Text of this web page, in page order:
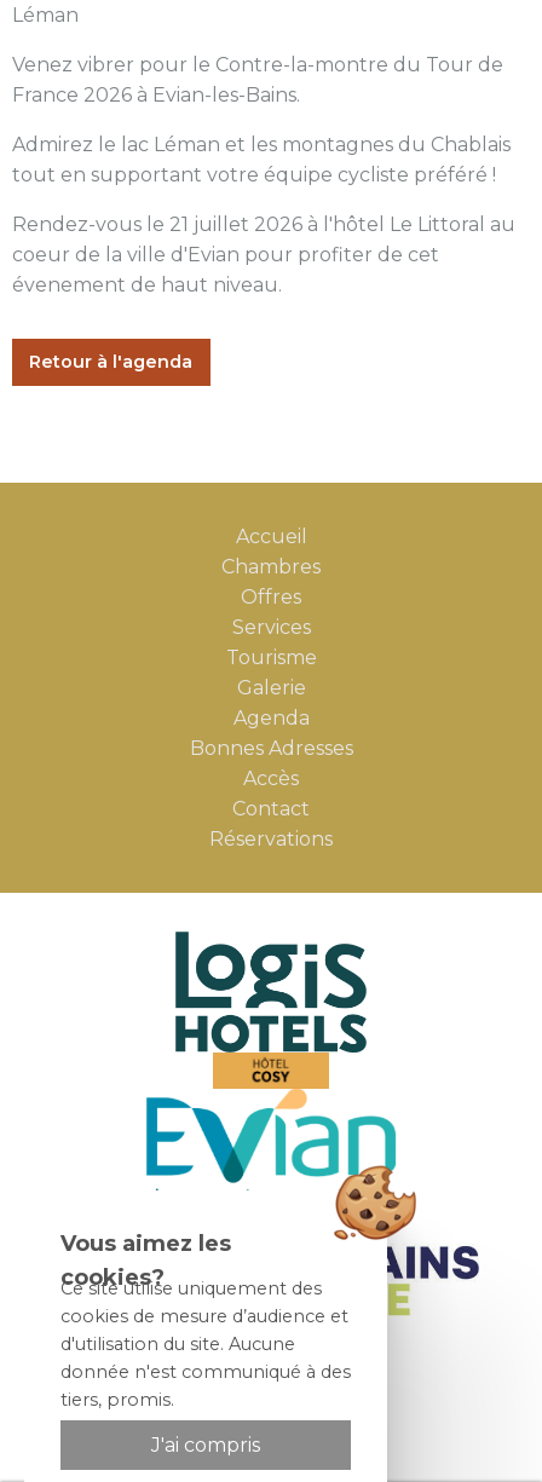
Léman
Venez vibrer pour le Contre-la-montre du Tour de
France 2026 à Evian-les-Bains.
Admirez le lac Léman et les montagnes du Chablais
tout en supportant votre équipe cycliste préféré !
Rendez-vous le 21 juillet 2026 à l'hôtel Le Littoral au
coeur de la ville d'Evian pour profiter de cet
évenement de haut niveau.
Retour à l'agenda
Accueil
Chambres
Offres
Services
Tourisme
Galerie
Agenda
Bonnes Adresses
Accès
Contact
Réservations
Vous aimez les
cookies?
Ce site utilise uniquement des
cookies de mesure d’audience et
d'utilisation du site. Aucune
donnée n'est communiqué à des
tiers, promis.
J'ai compris